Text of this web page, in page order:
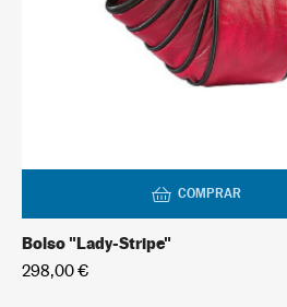
COMPRAR
Bolso "Lady-Stripe"
298,00 €